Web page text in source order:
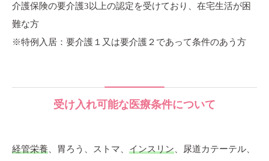
介護保険の要介護3以上の認定を受けており、在宅生活が困
難な方
※特例入居：要介護１又は要介護２であって条件のあう方
受け入れ可能な医療条件について
経管栄養 、胃ろう、ストマ、 インスリン 、尿道カテーテル、